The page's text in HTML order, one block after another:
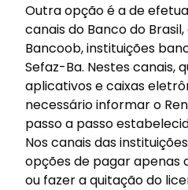
Outra opção é a de
canais do Banco do
Bancoob, instituições
Sefaz-Ba. Nestes canais,
aplicativos e caixas
necessário informar o
passo a passo
Nos canais das
opções de pagar apenas
ou fazer a quitação do